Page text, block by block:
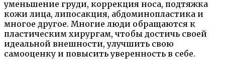
уменьшение груди, коррекция носа, подтяжка
кожи лица, липосакция, абдоминопластика и
многое другое. Многие люди обращаются к
пластическим хирургам, чтобы достичь своей
идеальной внешности, улучшить свою
самооценку и повысить уверенность в себе.